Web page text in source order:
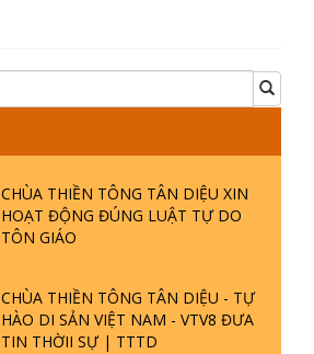
CHÙA THIỀN TÔNG TÂN DIỆU XIN
HOẠT ĐỘNG ĐÚNG LUẬT TỰ DO
TÔN GIÁO
CHÙA THIỀN TÔNG TÂN DIỆU - TỰ
HÀO DI SẢN VIỆT NAM - VTV8 ĐƯA
TIN THỜII SỰ | TTTD